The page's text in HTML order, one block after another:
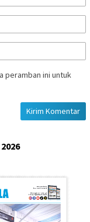
peramban ini untuk